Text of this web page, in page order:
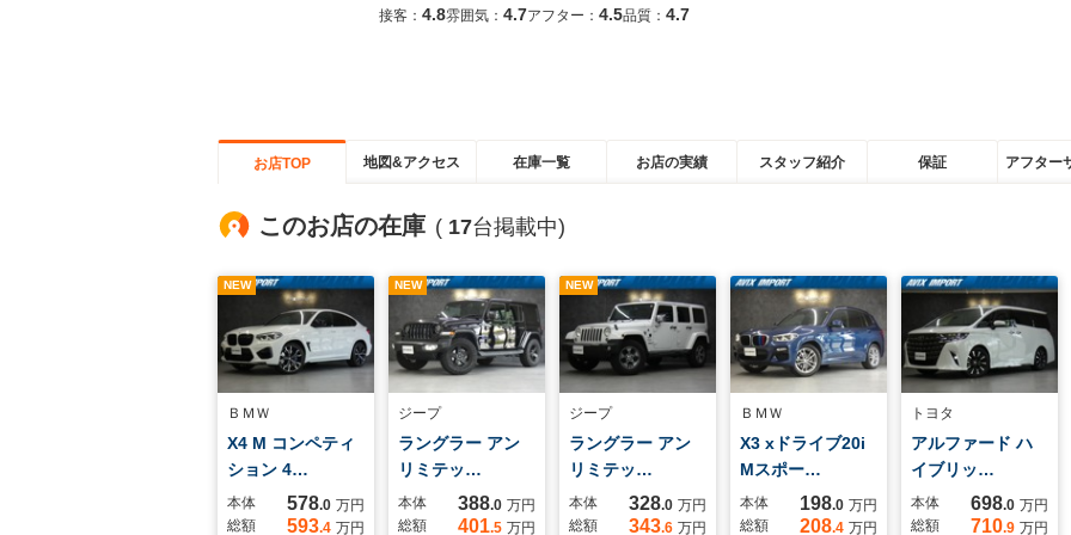
接客： 4.8雰囲気： 4.7アフター： 4.5品質： 4.7
お店TOP 地図&アクセス 在庫一覧 お店の実績 スタッフ紹介 保証 アフター
このお店の在庫 ( 17台掲載中)
NEW
ＢＭＷ
X4 M コンペティ
ション 4…
本体 578.0 万円
総額
593.4 万円
NEW
ジープ
ラングラー アン
リミテッ…
本体 388.0 万円
総額
401.5 万円
NEW
ジープ
ラングラー アン
リミテッ…
本体 328.0 万円
総額
343.6 万円
ＢＭＷ
X3 xドライブ20i
Mスポー…
本体 198.0 万円
総額
208.4 万円
トヨタ
アルファード ハ
イブリッ…
本体 698.0 万円
総額
710.9 万円